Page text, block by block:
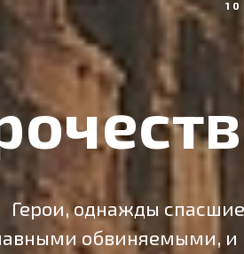
Герои, однажды
обвиняемыми, и